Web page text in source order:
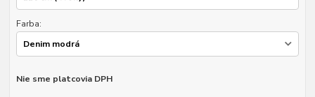
Farba:
Nie sme platcovia DPH